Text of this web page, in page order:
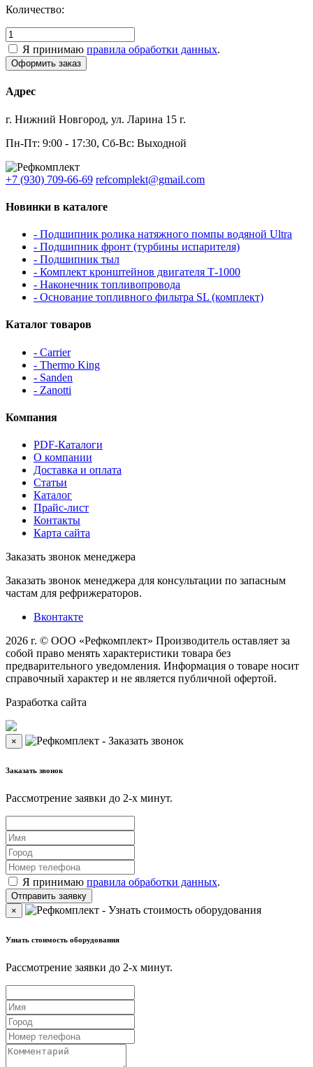
Количество:
Я принимаю правила обработки данных.
Адрес
г. Нижний Новгород, ул. Ларина 15 г.
Пн-Пт: 9:00 - 17:30, Сб-Вс: Выходной
+7 (930) 709-66-69 refcomplekt@gmail.com
Новинки в каталоге
- Подшипник ролика натяжного помпы водяной Ultra
- Подшипник фронт (турбины испарителя)
- Подшипник тыл
- Комплект кронштейнов двигателя Т-1000
- Наконечник топливопровода
- Основание топливного фильтра SL (комплект)
Каталог товаров
- Carrier
- Thermo King
- Sanden
- Zanotti
Компания
PDF-Каталоги
О компании
Доставка и оплата
Статьи
Каталог
Прайс-лист
Контакты
Карта сайта
Заказать звонок менеджера
Заказать звонок менеджера для консультации по запасным
частам для рефрижераторов.
Вконтакте
2026 г. © ООО «Рефкомплект» Производитель оставляет за
собой право менять характеристики товара без
предварительного уведомления. Информация о товаре носит
справочный характер и не является публичной офертой.
Разработка сайта
×
Заказать звонок
Рассмотрение заявки до 2-x минут.
Я принимаю правила обработки данных.
×
Узнать стоимость оборудования
Рассмотрение заявки до 2-x минут.